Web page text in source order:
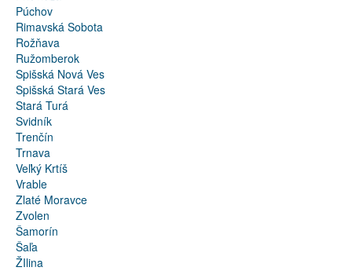
Púchov
Rimavská Sobota
Rožňava
Ružomberok
Spišská Nová Ves
Spišská Stará Ves
Stará Turá
Svidník
Trenčín
Trnava
Veľký Krtíš
Vrable
Zlaté Moravce
Zvolen
Šamorín
Šaľa
ŽIlina